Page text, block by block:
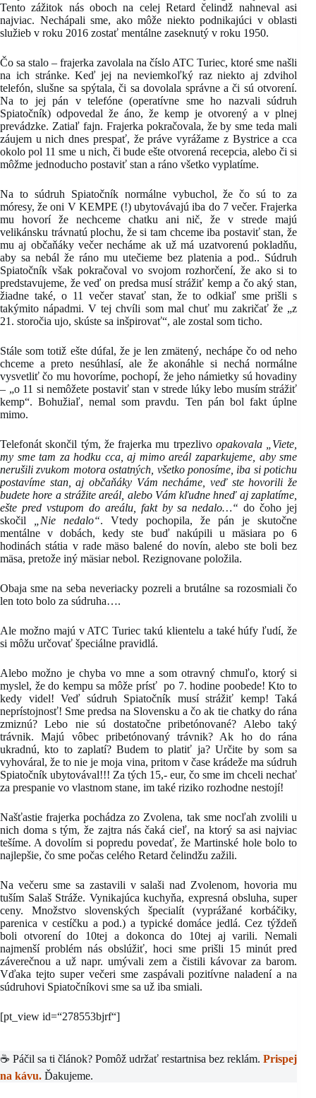
Tento zážitok nás oboch na celej Retard čelindž nahneval asi
najviac. Nechápali sme, ako môže niekto podnikajúci v oblasti
služieb v roku 2016 zostať mentálne zaseknutý v roku 1950.
Čo sa stalo – frajerka zavolala na číslo ATC Turiec, ktoré sme našli
na ich stránke. Keď jej na neviemkoľký raz niekto aj zdvihol
telefón, slušne sa spýtala, či sa dovolala správne a či sú otvorení.
Na to jej pán v telefóne (operatívne sme ho nazvali súdruh
Spiatočník) odpovedal že áno, že kemp je otvorený a v plnej
prevádzke. Zatiaľ fajn. Frajerka pokračovala, že by sme teda mali
záujem u nich dnes prespať, že práve vyrážame z Bystrice a cca
okolo pol 11 sme u nich, či bude ešte otvorená recepcia, alebo či si
môžme jednoducho postaviť stan a ráno všetko vyplatíme.
Na to súdruh Spiatočník normálne vybuchol, že čo sú to za
móresy, že oni V KEMPE (!) ubytovávajú iba do 7 večer. Frajerka
mu hovorí že nechceme chatku ani nič, že v strede majú
velikánsku trávnatú plochu, že si tam chceme iba postaviť stan, že
mu aj občaňáky večer necháme ak už má uzatvorenú pokladňu,
aby sa nebál že ráno mu utečieme bez platenia a pod.. Súdruh
Spiatočník však pokračoval vo svojom rozhorčení, že ako si to
predstavujeme, že veď on predsa musí strážiť kemp a čo aký stan,
žiadne také, o 11 večer stavať stan, že to odkiaľ sme prišli s
takýmito nápadmi. V tej chvíli som mal chuť mu zakričať že „z
21. storočia ujo, skúste sa inšpirovať“, ale zostal som ticho.
Stále som totiž ešte dúfal, že je len zmätený, nechápe čo od neho
chceme a preto nesúhlasí, ale že akonáhle si nechá normálne
vysvetliť čo mu hovoríme, pochopí, že jeho námietky sú hovadiny
– „o 11 si nemôžete postaviť stan v strede lúky lebo musím strážiť
kemp“. Bohužiaľ, nemal som pravdu. Ten pán bol fakt úplne
mimo.
Telefonát skončil tým, že frajerka mu trpezlivo opakovala „Viete,
my sme tam za hodku cca, aj mimo areál zaparkujeme, aby sme
nerušili zvukom motora ostatných, všetko ponosíme, iba si potichu
postavíme stan, aj občaňáky Vám necháme, veď ste hovorili že
budete hore a strážite areál, alebo Vám kľudne hneď aj zaplatíme,
ešte pred vstupom do areálu, fakt by sa nedalo…“ do čoho jej
skočil
„Nie nedalo“. Vtedy pochopila, že pán je skutočne
mentálne v dobách, kedy ste buď nakúpili u mäsiara po 6
hodinách státia v rade mäso balené do novín, alebo ste boli bez
mäsa, pretože iný mäsiar nebol. Rezignovane položila.
Obaja sme na seba neveriacky pozreli a brutálne sa rozosmiali čo
len toto bolo za súdruha….
Ale možno majú v ATC Turiec takú klientelu a také húfy ľudí, že
si môžu určovať špeciálne pravidlá.
Alebo možno je chyba vo mne a som otravný chmuľo, ktorý si
myslel, že do kempu sa môže prísť po 7. hodine poobede! Kto to
kedy videl! Veď súdruh Spiatočník musí strážiť kemp! Taká
neprístojnosť! Sme predsa na Slovensku a čo ak tie chatky do rána
zmiznú? Lebo nie sú dostatočne pribetónované? Alebo taký
trávnik. Majú vôbec pribetónovaný trávnik? Ak ho do rána
ukradnú, kto to zaplatí? Budem to platiť ja? Určite by som sa
vyhováral, že to nie je moja vina, pritom v čase krádeže ma súdruh
Spiatočník ubytovával!!! Za tých 15,- eur, čo sme im chceli nechať
za prespanie vo vlastnom stane, im také riziko rozhodne nestojí!
Našťastie frajerka pochádza zo Zvolena, tak sme nocľah zvolili u
nich doma s tým, že zajtra nás čaká cieľ, na ktorý sa asi najviac
tešíme. A dovolím si popredu povedať, že Martinské hole bolo to
najlepšie, čo sme počas celého Retard čelindžu zažili.
Na večeru sme sa zastavili v salaši nad Zvolenom, hovoria mu
tuším Salaš Stráže. Vynikajúca kuchyňa, expresná obsluha, super
ceny. Množstvo slovenských špecialít (vyprážané korbáčiky,
parenica v cestíčku a pod.) a typické domáce jedlá. Cez týždeň
boli otvorení do 10tej a dokonca do 10tej aj varili. Nemali
najmenší problém nás obslúžiť, hoci sme prišli 15 minút pred
záverečnou a už napr. umývali zem a čistili kávovar za barom.
Vďaka tejto super večeri sme zaspávali pozitívne naladení a na
súdruhovi Spiatočníkovi sme sa už iba smiali.
[pt_view id=“278553bjrf“]
☕ Páčil sa ti článok? Pomôž udržať restartnisa bez reklám. Prispej
na kávu. Ďakujeme.